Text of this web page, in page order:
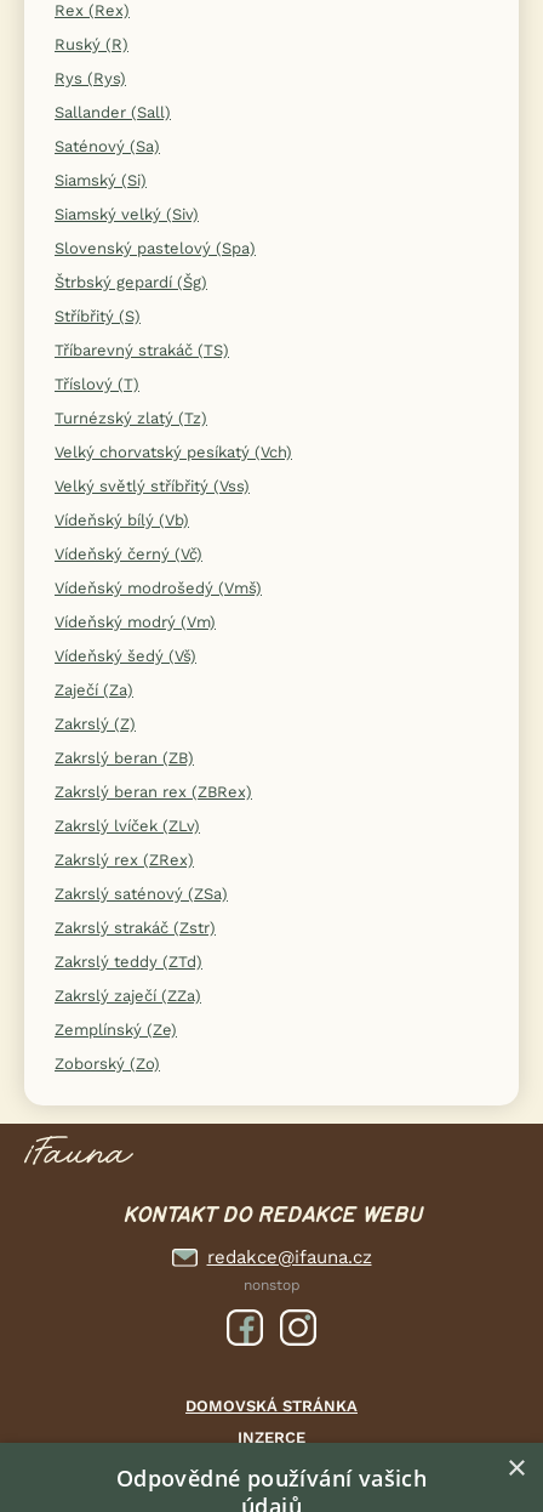
Rex (Rex)
Ruský (R)
Rys (Rys)
Sallander (Sall)
Saténový (Sa)
Siamský (Si)
Siamský velký (Siv)
Slovenský pastelový (Spa)
Štrbský gepardí (Šg)
Stříbřitý (S)
Tříbarevný strakáč (TS)
Tříslový (T)
Turnézský zlatý (Tz)
Velký chorvatský pesíkatý (Vch)
Velký světlý stříbřitý (Vss)
Vídeňský bílý (Vb)
Vídeňský černý (Vč)
Vídeňský modrošedý (Vmš)
Vídeňský modrý (Vm)
Vídeňský šedý (Vš)
Zaječí (Za)
Zakrslý (Z)
Zakrslý beran (ZB)
Zakrslý beran rex (ZBRex)
Zakrslý lvíček (ZLv)
Zakrslý rex (ZRex)
Zakrslý saténový (ZSa)
Zakrslý strakáč (Zstr)
Zakrslý teddy (ZTd)
Zakrslý zaječí (ZZa)
Zemplínský (Ze)
Zoborský (Zo)
KONTAKT DO REDAKCE WEBU
redakce@ifauna.cz
nonstop
DOMOVSKÁ STRÁNKA
INZERCE
DISKUSE
ČLÁNKY
×
Odpovědné používání vašich
údajů